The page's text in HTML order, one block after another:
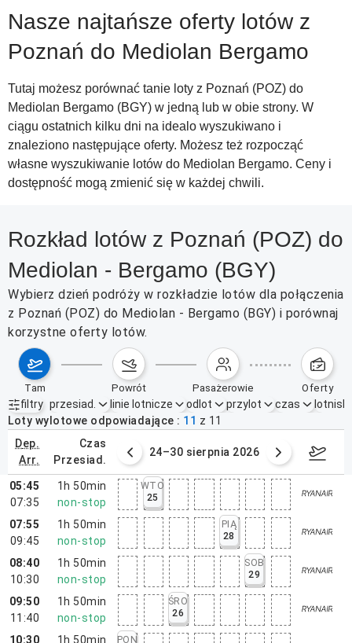
Nasze najtańsze oferty lotów z
Poznań do Mediolan Bergamo
Tutaj możesz porównać tanie loty z Poznań (POZ) do
Mediolan Bergamo (BGY) w jedną lub w obie strony. W
ciągu ostatnich kilku dni na idealo wyszukiwano i
znaleziono następujące oferty. Możesz też rozpocząć
własne wyszukiwanie lotów do Mediolan Bergamo. Ceny i
dostępność mogą zmienić się w każdej chwili.
Rozkład lotów z Poznań (POZ) do
Mediolan - Bergamo (BGY)
Wybierz dzień podróży w rozkładzie lotów dla połączenia
z Poznań (POZ) do Mediolan - Bergamo (BGY) i porównaj
korzystne oferty lotów.
tam powrót pasażerowie oferty
filtry
Aktywne filtry brak
przesiad. linie lotnicze odlot przylot czas
Loty wylotowe odpowiadające
11 z 11
dep.
arr.
czas
przesiad.
sierpnia 2026 24–30 sierpnia 2026
05:45
07:35
1h 50min
non-stop
WTO
25
07:55
09:45
1h 50min
non-stop
PIĄ
28
08:40
10:30
1h 50min
non-stop
SOB
29
09:50
11:40
1h 50min
non-stop
ŚRO
26
10:30
1h 50min
PON